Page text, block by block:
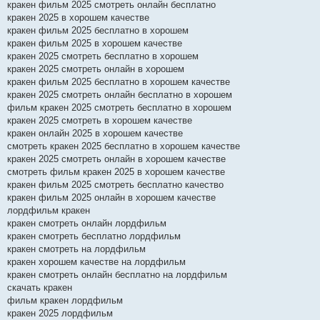
кракен фильм 2025 смотреть онлайн бесплатно
кракен 2025 в хорошем качестве
кракен фильм 2025 бесплатно в хорошем
кракен фильм 2025 в хорошем качестве
кракен 2025 смотреть бесплатно в хорошем
кракен 2025 смотреть онлайн в хорошем
кракен фильм 2025 бесплатно в хорошем качестве
кракен 2025 смотреть онлайн бесплатно в хорошем
фильм кракен 2025 смотреть бесплатно в хорошем
кракен 2025 смотреть в хорошем качестве
кракен онлайн 2025 в хорошем качестве
смотреть кракен 2025 бесплатно в хорошем качестве
кракен 2025 смотреть онлайн в хорошем качестве
смотреть фильм кракен 2025 в хорошем качестве
кракен фильм 2025 смотреть бесплатно качество
кракен фильм 2025 онлайн в хорошем качестве
лордфильм кракен
кракен смотреть онлайн лордфильм
кракен смотреть бесплатно лордфильм
кракен смотреть на лордфильм
кракен хорошем качестве на лордфильм
кракен смотреть онлайн бесплатно на лордфильм
скачать кракен
фильм кракен лордфильм
кракен 2025 лордфильм